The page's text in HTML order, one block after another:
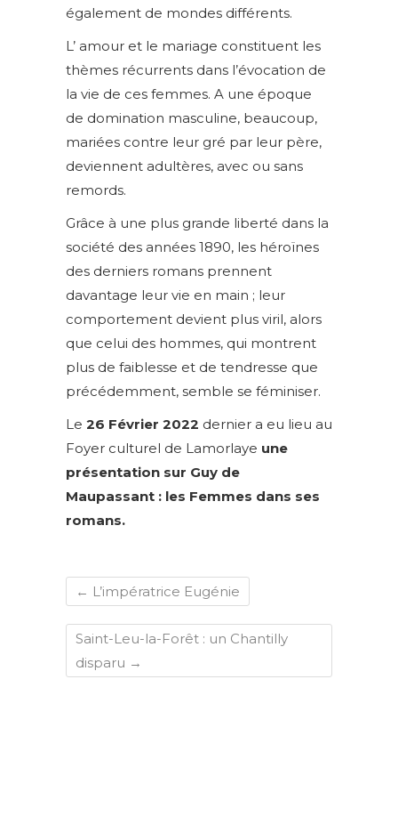
également de mondes différents.
L’ amour et le mariage constituent les
thèmes récurrents dans l’évocation de
la vie de ces femmes. A une époque
de domination masculine, beaucoup,
mariées contre leur gré par leur père,
deviennent adultères, avec ou sans
remords.
Grâce à une plus grande liberté dans la
société des années 1890, les héroïnes
des derniers romans prennent
davantage leur vie en main ; leur
comportement devient plus viril, alors
que celui des hommes, qui montrent
plus de faiblesse et de tendresse que
précédemment, semble se féminiser.
Le 26 Février 2022 dernier a eu lieu au
Foyer culturel de Lamorlaye une
présentation sur Guy de
Maupassant : les Femmes dans ses
romans.
← L’impératrice Eugénie
Saint-Leu-la-Forêt : un Chantilly
disparu →